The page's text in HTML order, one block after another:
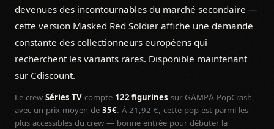
devenues des incontournables du marché secondaire —
cette version Masked Red Soldier affiche une demande
constante des collectionneurs européens qui
recherchent les variants rares. Disponible maintenant
sur Cdiscount.
Le crew Séries TV compte 122 figurines sur GAMPA PopCrash,
avec un prix moyen de 35€. À 21,92 €, cette pop est parmi les
plus accessibles du crew — bonne entrée pour débuter la